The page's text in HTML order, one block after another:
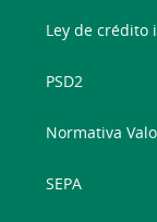
Ley de
PSD2
Normativa
SEPA